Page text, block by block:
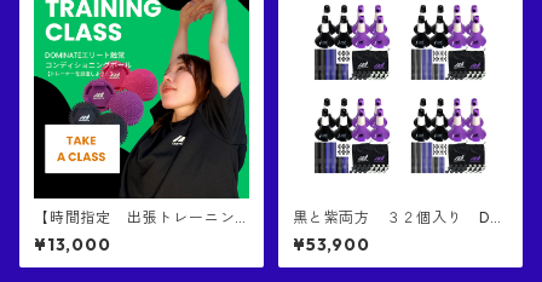
【時間指定 出張トレーニン
グ】DOMINATE エリート 触覚
コンディショニングボール
７０分クラス 1名あたり
¥13,000
黒と紫両方 ３２個入り DO
MINATE リップコーン２ 正規
品 意匠権取得済み商品 バッ
グ付き DOMINATE RIP CONE
¥53,900